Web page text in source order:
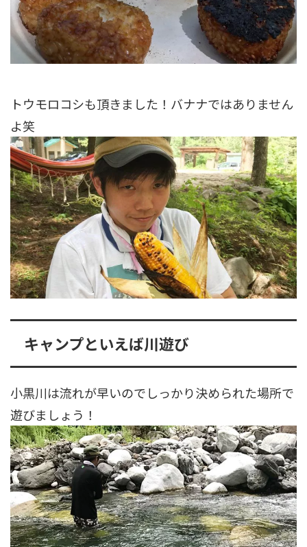
トウモロコシも頂きました！バナナではありません
よ笑
キャンプといえば川遊び
小黒川は流れが早いのでしっかり決められた場所で
遊びましょう！